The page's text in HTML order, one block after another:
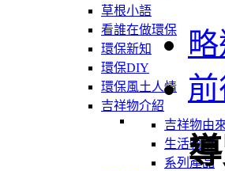
草根小語
看誰在做環保
環保新知
環保DIY
環保風土人情
吉祥物介紹
吉祥物由
生活軌跡
系列產品